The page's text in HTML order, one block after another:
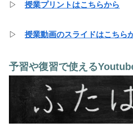
▷授業プリントはこちらから
▷授業動画のスライドはこちら
予習や復習で使える